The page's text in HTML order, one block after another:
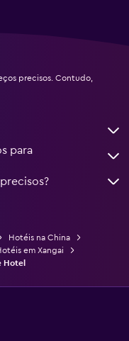
precisos. Contudo,
para
Hotéis na China
em Xangai
Hotel